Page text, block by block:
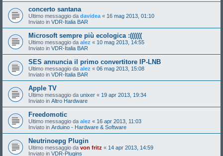
concerto santana
Ultimo messaggio da davidea « 16 mag 2013, 01:10
Inviato in VDR-Italia BAR
Microsoft sempre più ecologica :((((((
Ultimo messaggio da alez « 10 mag 2013, 14:55
Inviato in VDR-Italia BAR
SES annuncia il primo convertitore IP-LNB
Ultimo messaggio da alez « 06 mag 2013, 15:08
Inviato in VDR-Italia BAR
Apple TV
Ultimo messaggio da unixer « 19 apr 2013, 19:34
Inviato in Altro Hardware
Freedomotic
Ultimo messaggio da alez « 16 apr 2013, 11:03
Inviato in Arduino - Hardware & Software
Neutrinoepg Plugin
Ultimo messaggio da von fritz « 14 apr 2013, 14:59
Inviato in VDR-Plugins